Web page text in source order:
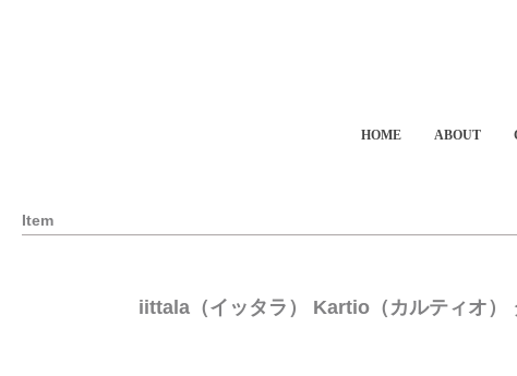
HOME ABOUT
Item
iittala（イッタラ） Kartio（カルティオ）